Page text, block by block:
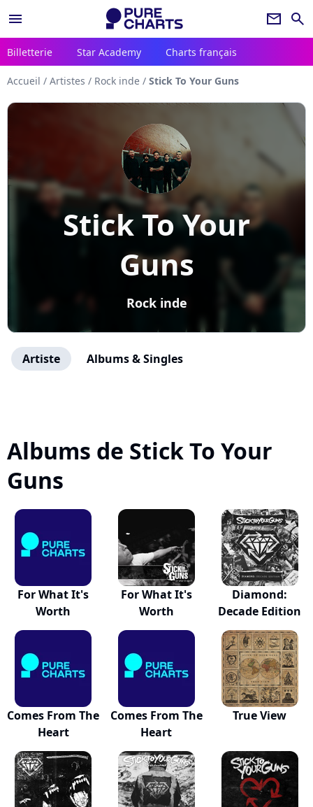
menu newsletter search
Billetterie Star Academy Charts français
Accueil / Artistes / Rock inde / Stick To Your Guns
Stick To Your
Guns
Rock inde
Artiste Albums & Singles
Albums de Stick To Your
Guns
For What It's
Worth
For What It's
Worth
Diamond:
Decade Edition
Comes From The
Heart
Comes From The
Heart
True View